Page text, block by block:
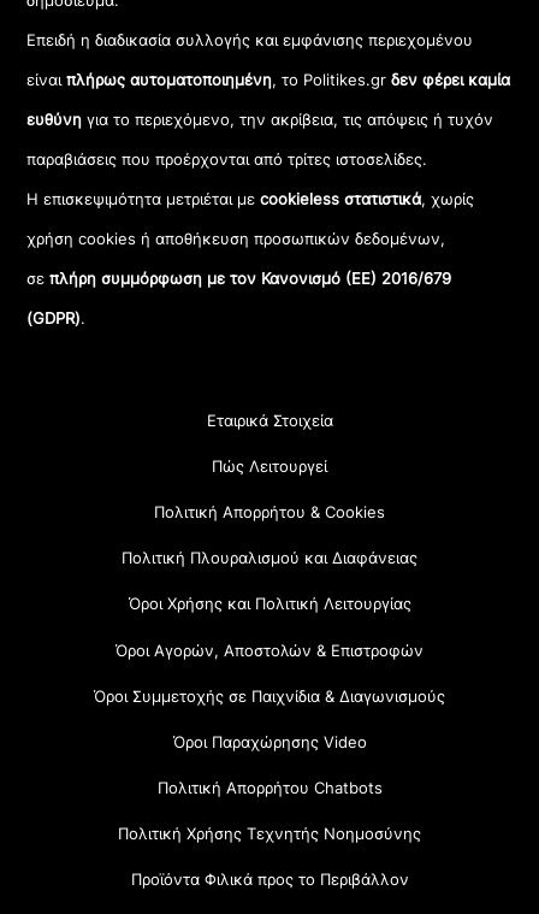
Επειδή η διαδικασία συλλογής και εμφάνισης περιεχομένου
είναιπλήρως αυτοματοποιημένη, το Politikes.grδεν φέρει καμία
ευθύνη για το περιεχόμενο, την ακρίβεια, τις απόψεις ή τυχόν
παραβιάσεις που προέρχονται από τρίτες ιστοσελίδες.
Η επισκεψιμότητα μετριέται μεcookieless στατιστικά, χωρίς
χρήση cookies ή αποθήκευση προσωπικών δεδομένων,
σεπλήρη συμμόρφωση με τον Κανονισμό (ΕΕ) 2016/679
(GDPR).
Εταιρικά Στοιχεία
Πώς Λειτουργεί
Πολιτική Απορρήτου & Cookies
Πολιτική Πλουραλισμού και Διαφάνειας
Όροι Χρήσης και Πολιτική Λειτουργίας
Όροι Αγορών, Αποστολών & Επιστροφών
Όροι Συμμετοχής σε Παιχνίδια & Διαγωνισμούς
Όροι Παραχώρησης Video
Πολιτική Απορρήτου Chatbots
Πολιτική Χρήσης Τεχνητής Νοημοσύνης
Προϊόντα Φιλικά προς το Περιβάλλον